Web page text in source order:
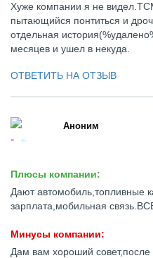
Хуже компании я не
пытающийся понтиться и
отдельная
месяцев и ушел в некуда.
ОТВЕТИТЬ НА ОТЗЫВ
Аноним
Плюсы компании:
Дают автомобиль,топливные
зарплата,мобильная
Минусы компании:
Дам вам хороший